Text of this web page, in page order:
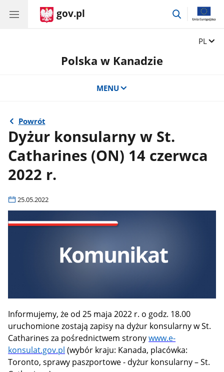
gov.pl
przejdź
Zmień
PL
Polska w Kanadzie
MENU
Powrót
Dyżur konsularny w St.
Catharines (ON) 14 czerwca
2022 r.
25.05.2022
Informujemy, że od 25 maja 2022 r. o godz. 18.00
uruchomione zostają zapisy na dyżur konsularny w St.
Catharines za pośrednictwem stronywww.e-
konsulat.gov.pl (wybór kraju: Kanada, placówka:
Toronto, sprawy paszportowe - dyżur konsularny – St.